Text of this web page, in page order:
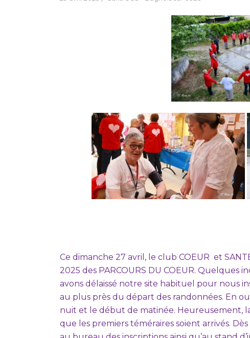
Ce dimanche 27 avril, le club COEUR et
2025 des PARCOURS DU COEUR. Quelques
avons délaissé notre site habituel pour nous
au plus près du départ des randonnées. En
nuit et le début de matinée. Heureusement,
que les premiers téméraires soient arrivés.